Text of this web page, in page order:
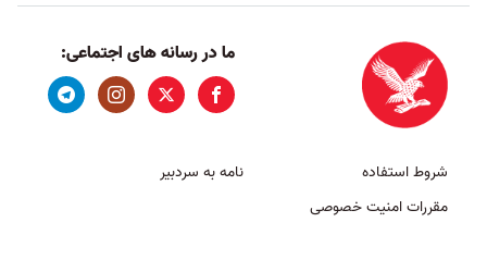
ما در رسانه های اجتماعی:
شروط استفاده
مقررات امنیت خصوصی
نامه به سردبیر